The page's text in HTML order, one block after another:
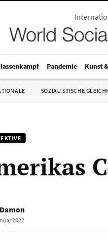
Pandemie Kunst
SOZIALISTISCHE
2022